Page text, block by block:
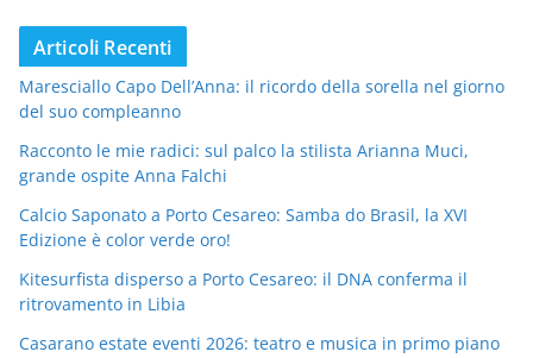
Articoli Recenti
Maresciallo Capo Dell’Anna: il ricordo della sorella nel giorno
del suo compleanno
Racconto le mie radici: sul palco la stilista Arianna Muci,
grande ospite Anna Falchi
Calcio Saponato a Porto Cesareo: Samba do Brasil, la XVI
Edizione è color verde oro!
Kitesurfista disperso a Porto Cesareo: il DNA conferma il
ritrovamento in Libia
Casarano estate eventi 2026: teatro e musica in primo piano